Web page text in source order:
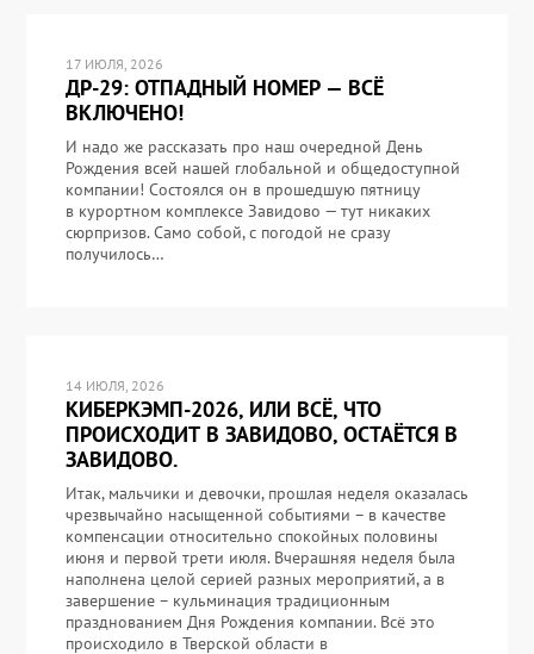
17 ИЮЛЯ, 2026
ДР-29: ОТПАДНЫЙ НОМЕР — ВСЁ
ВКЛЮЧЕНО!
И надо же рассказать про наш очередной День
Рождения всей нашей глобальной и общедоступной
компании! Состоялся он в прошедшую пятницу
в курортном комплексе Завидово — тут никаких
сюрпризов. Само собой, с погодой не сразу
получилось…
14 ИЮЛЯ, 2026
КИБЕРКЭМП-2026, ИЛИ ВСЁ, ЧТО
ПРОИСХОДИТ В ЗАВИДОВО, ОСТАЁТСЯ В
ЗАВИДОВО.
Итак, мальчики и девочки, прошлая неделя оказалась
чрезвычайно насыщенной событиями – в качестве
компенсации относительно спокойных половины
июня и первой трети июля. Вчерашняя неделя была
наполнена целой серией разных мероприятий, а в
завершение – кульминация традиционным
празднованием Дня Рождения компании. Всё это
происходило в Тверской области в